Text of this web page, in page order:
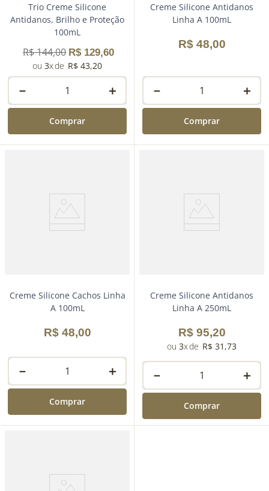
Trio Creme Silicone
Antidanos, Brilho e Proteção
100mL
R$144,00 R$ 129,60
3
R$ 43,20
＋
－
Comprar
Creme Silicone Antidanos
Linha A 100mL
R$ 48,00
＋
－
Comprar
Creme Silicone Cachos Linha
A 100mL
R$ 48,00
＋
－
Comprar
Creme Silicone Antidanos
Linha A 250mL
R$ 95,20
3 R$ 31 ,73
＋
－
Comprar